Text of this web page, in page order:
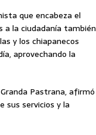
que encabeza el
a la ciudadanía también
y los chiapanecos
aprovechando la
Pastrana, afirmó
sus servicios y la